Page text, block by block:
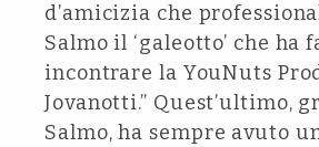
d’amicizia che
Salmo il ‘galeotto’ che ha
incontrare la YouNuts
Jovanotti.” Quest’ultimo,
Salmo, ha sempre avuto